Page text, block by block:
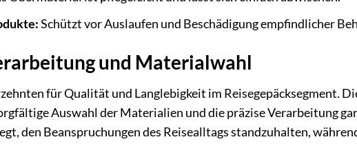
Schützt vor Auslaufen und Beschädigung empfindlicher
und Materialwahl
für Qualität und Langlebigkeit im Reisegepäcksegment.
Auswahl der Materialien und die präzise Verarbeitung
den Beanspruchungen des Reisealltags standzuhalten,